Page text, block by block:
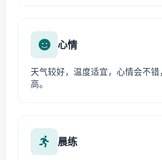
心情
天气较好，温度适宜，心情会不
高。
晨练